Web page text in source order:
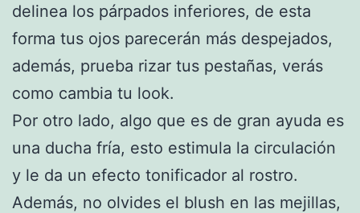
delinea los párpados inferiores, de esta
forma tus ojos parecerán más despejados,
además, prueba rizar tus pestañas, verás
como cambia tu look.
Por otro lado, algo que es de gran ayuda es
una ducha fría, esto estimula la circulación
y le da un efecto tonificador al rostro.
Además, no olvides el blush en las mejillas,